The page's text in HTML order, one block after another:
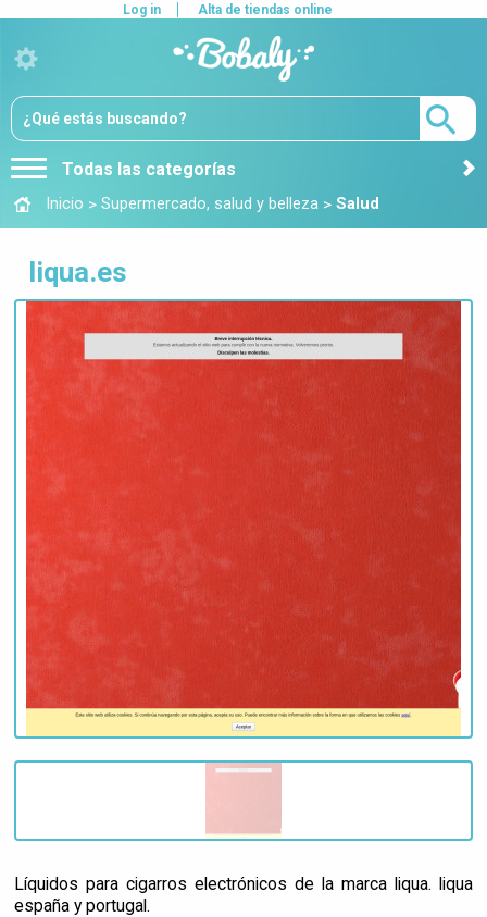
Todas las categorías
Log in Alta de tiendas online
Inicio > Supermercado, salud y belleza > Salud
liqua.es
Líquidos para cigarros electrónicos de la marca liqua. liqua
españa y portugal.